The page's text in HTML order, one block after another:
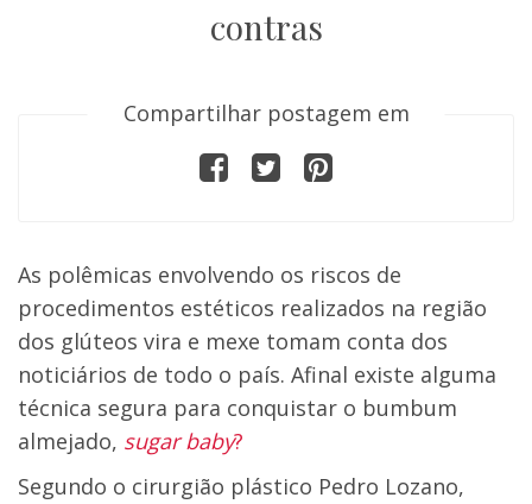
contras
Compartilhar postagem em
As polêmicas envolvendo os riscos de
procedimentos estéticos realizados na região
dos glúteos vira e mexe tomam conta dos
noticiários de todo o país. Afinal existe alguma
técnica segura para conquistar o bumbum
almejado, sugar baby?
Segundo o cirurgião plástico Pedro Lozano,